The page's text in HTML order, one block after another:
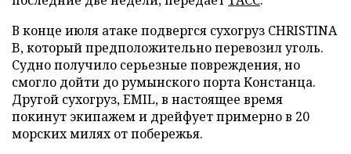
В конце июля атаке подвергся сухогруз CHRISTINA
B, который предположительно перевозил уголь.
Судно получило серьезные повреждения, но
смогло дойти до румынского порта Констанца.
Другой сухогруз, EMIL, в настоящее время
покинут экипажем и дрейфует примерно в 20
морских милях от побережья.